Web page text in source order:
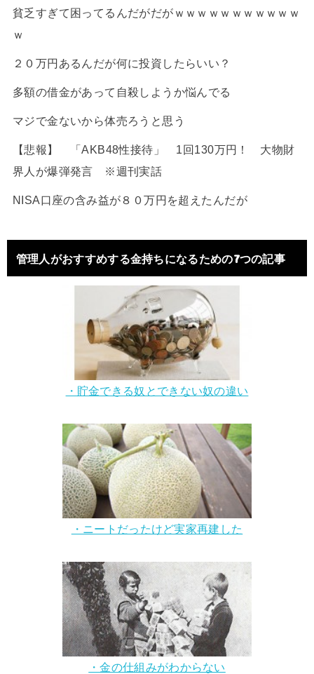
貧乏すぎて困ってるんだがだがｗｗｗｗｗｗｗｗｗｗｗ
ｗ
２０万円あるんだが何に投資したらいい？
多額の借金があって自殺しようか悩んでる
マジで金ないから体売ろうと思う
【悲報】 「AKB48性接待」 1回130万円！ 大物財
界人が爆弾発言 ※週刊実話
NISA口座の含み益が８０万円を超えたんだが
管理人がおすすめする金持ちになるための7つの記事
・貯金できる奴とできない奴の違い
・ニートだったけど実家再建した
・金の仕組みがわからない